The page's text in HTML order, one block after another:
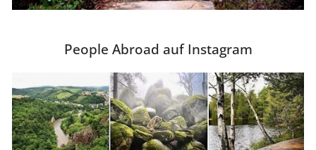
People Abroad auf Instagram